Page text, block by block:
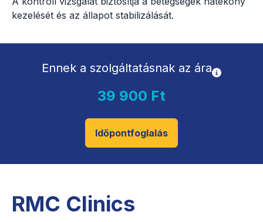
kezelését és az állapot stabilizálását.
Ennek a szolgáltatásnak az ára
39 900 Ft
Időpontfoglalás
RMC Clinics